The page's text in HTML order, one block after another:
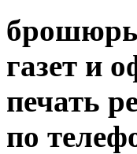
газет и
печать
по